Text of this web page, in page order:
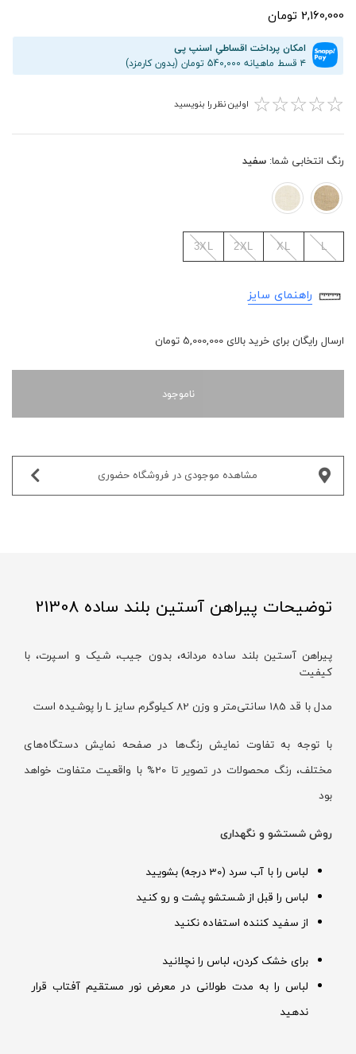
2,160,000 تومان
امکان پرداخت اقساطیِ اسنپ پی
۴ قسط ماهیانه 540,000 تومان (بدون کارمزد)
☆
☆
☆
☆
☆ اولین نظر را بنویسید
رنگ انتخابی شما: سفید
L
XL
2XL
3XL
راهنمای سایز
ارسال رایگان برای خرید بالای 5,000,000 تومان
ناموجود
مشاهده موجودی در فروشگاه حضوری‌
توضیحات پیراهن آستین بلند ساده 21308
پیراهن آستین بلند ساده مردانه، بدون جیب، شیک و اسپرت، با
کیفیت
مدل با قد 185 سانتی‌متر و وزن 82 کیلوگرم سایز L را پوشیده است
با توجه به تفاوت نمایش رنگ‌ها در صفحه نمایش دستگاه‌های
مختلف، رنگ محصولات در تصویر تا 20% با واقعیت متفاوت خواهد
بود
روش شستشو و نگهداری
لباس را با آب سرد (30 درجه) بشویید
لباس را قبل از شستشو پشت و رو کنید
از سفید کننده استفاده نکنید
برای خشک کردن، لباس را نچلانید
لباس را به مدت طولانی در معرض نور مستقیم آفتاب قرار
ندهید